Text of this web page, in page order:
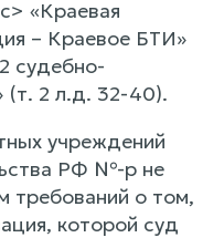
«Краевая
– Краевое БТИ»
судебно-
(т. 2 л.д. 32-40).
учреждений
РФ №-р не
требований о том,
которой суд